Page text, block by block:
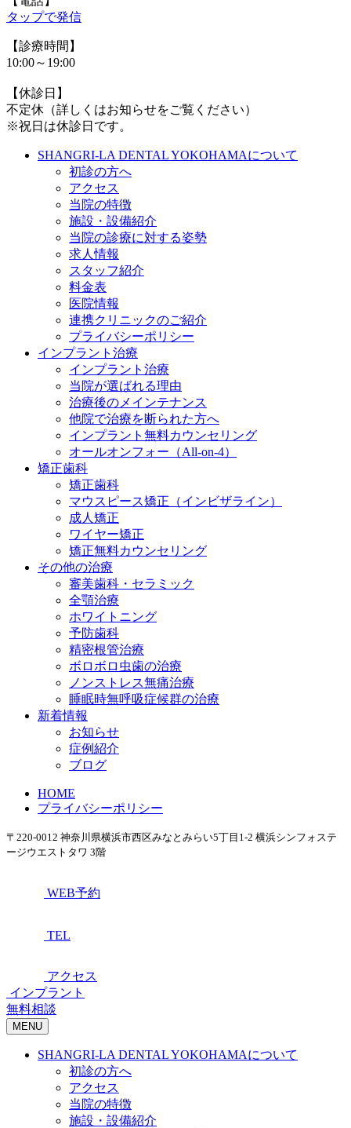
タップで発信
【診療時間】
10:00～19:00
【休診日】
不定休（詳しくはお知らせをご覧ください）
※祝日は休診日です。
SHANGRI-LA DENTAL YOKOHAMAについて
初診の方へ
アクセス
当院の特徴
施設・設備紹介
当院の診療に対する姿勢
求人情報
スタッフ紹介
料金表
医院情報
連携クリニックのご紹介
プライバシーポリシー
インプラント治療
インプラント治療
当院が選ばれる理由
治療後のメインテナンス
他院で治療を断られた方へ
インプラント無料カウンセリング
オールオンフォー（All-on-4）
矯正歯科
矯正歯科
マウスピース矯正（インビザライン）
成人矯正
ワイヤー矯正
矯正無料カウンセリング
その他の治療
審美歯科・セラミック
全顎治療
ホワイトニング
予防歯科
精密根管治療
ボロボロ虫歯の治療
ノンストレス無痛治療
睡眠時無呼吸症候群の治療
新着情報
お知らせ
症例紹介
ブログ
HOME
プライバシーポリシー
〒220-0012 神奈川県横浜市西区みなとみらい5丁目1-2 横浜シンフォステ
ージウエストタワ 3階
WEB予約
TEL
アクセス
インプラント
無料相談
MENU
SHANGRI-LA DENTAL YOKOHAMAについて
初診の方へ
アクセス
当院の特徴
施設・設備紹介